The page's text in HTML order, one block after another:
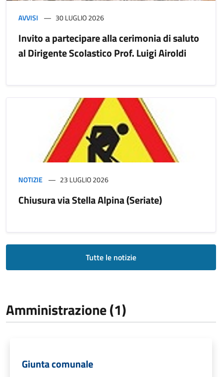
AVVISI 30 LUGLIO 2026
Invito a partecipare alla cerimonia di saluto
al Dirigente Scolastico Prof. Luigi Airoldi
NOTIZIE 23 LUGLIO 2026
Chiusura via Stella Alpina (Seriate)
Tutte le notizie
Amministrazione (1)
Giunta comunale